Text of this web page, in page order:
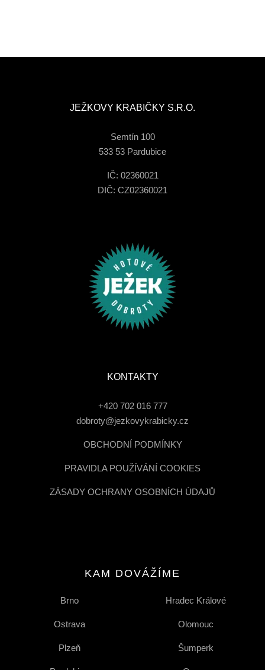
JEŽKOVY KRABIČKY S.R.O.
Semtín 100
533 53 Pardubice
IČ: 02360021
DIČ: CZ02360021
KONTAKTY
+420 702 016 777
dobroty@jezkovykrabicky.cz
OBCHODNÍ PODMÍNKY
PRAVIDLA POUŽÍVÁNÍ COOKIES
ZÁSADY OCHRANY OSOBNÍCH ÚDAJŮ
KAM DOVÁŽÍME
Brno Hradec Králové
Ostrava Olomouc
Plzeň Šumperk